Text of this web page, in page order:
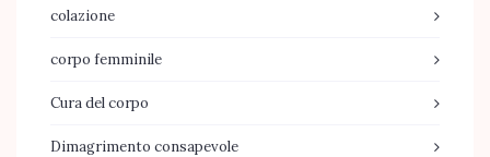
colazione
corpo femminile
Cura del corpo
Dimagrimento consapevole